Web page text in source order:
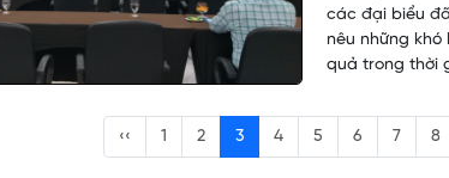
các đại biểu
nêu những
quả trong thời
‹‹ 1 2 3 4 5 6 7 8